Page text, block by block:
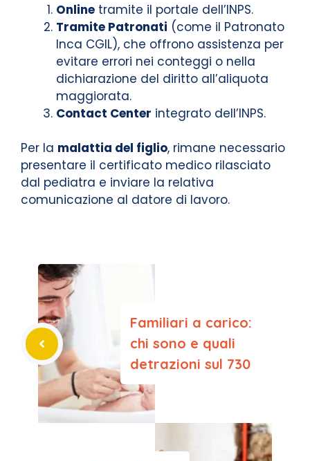
Online tramite il portale dell’INPS.
Tramite Patronati (come il Patronato
Inca CGIL), che offrono assistenza per
evitare errori nei conteggi o nella
dichiarazione del diritto all’aliquota
maggiorata.
Contact Center integrato dell’INPS.
Per la malattia del figlio, rimane necessario
presentare il certificato medico rilasciato
dal pediatra e inviare la relativa
comunicazione al datore di lavoro.
Familiari a carico:
chi sono e quali
detrazioni sul 730